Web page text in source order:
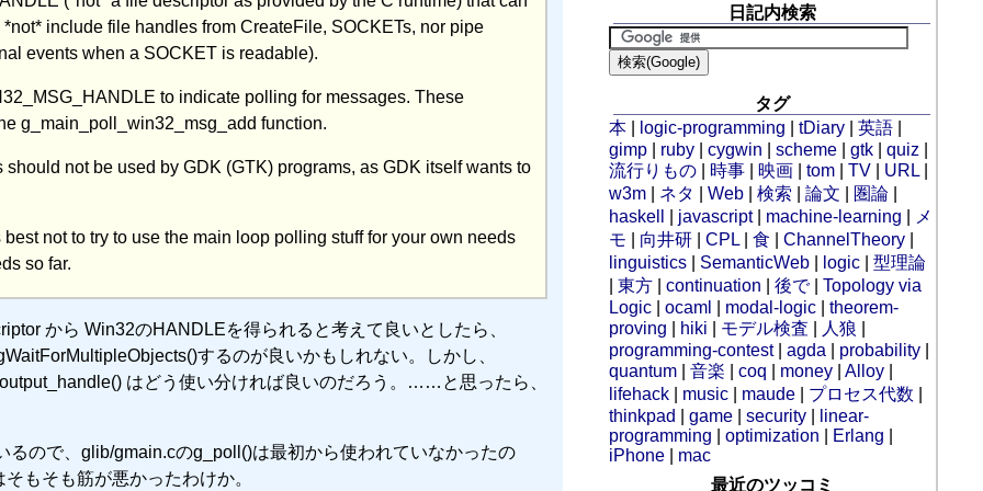
include file handles from CreateFile, SOCKETs, nor pipe
events when a SOCKET is readable).
to indicate polling for messages. These
g_main_poll_win32_msg_add function.
not be used by GDK (GTK) programs, as GDK itself wants to
not to try to use the main loop polling stuff for your own needs
so far.
から Win32のHANDLEを得られると考えて良いとしたら、
するのが良いかもしれない。しかし、
はどう使い分ければ良いのだろう。……と思ったら、
ので、glib/gmain.cのg_poll()は最初から使われていなかったの
もそも筋が悪かったわけか。
日記内検索
タグ
本
logic-programming |tDiary |英語
gimp
ruby |cygwin |scheme |gtk |quiz
流行りもの
時事 映画 |tom |TV URL
w3m
ネタ |Web |検索 |論文 圏論
haskell
javascript| machine-learning
メ
モ
向井研 |CPL |食 |ChannelTheory
linguistics
SemanticWeb logic |型理論
|東方 |continuation |後で|Topology via
Logic |ocaml modal-logic |theorem-
proving
hiki モデル検査 人狼
programming-contest|agda probability
quantum |音楽 |coq money |Alloy
lifehack
music maude プロセス代数
thinkpad
|game |security
linear-
programming |optimization Erlang
iPhone
mac
最近のツッコミ